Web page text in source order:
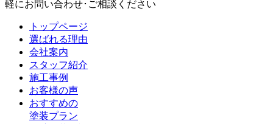
トップページ
選ばれる理由
会社案内
スタッフ紹介
施工事例
お客様の声
おすすめの
塗装プラン